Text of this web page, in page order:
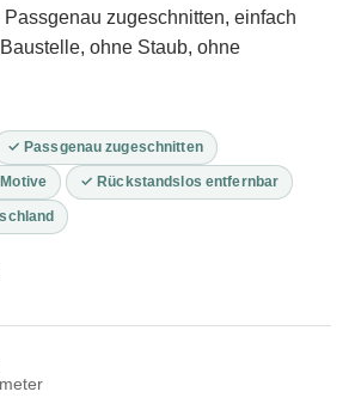
zugeschnitten, einfach
ohne Staub, ohne
✓ Passgenau zugeschnitten
✓ Rückstandslos entfernbar